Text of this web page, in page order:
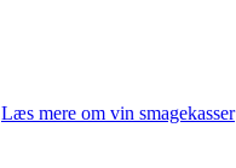
Læs mere om vin smagekasser